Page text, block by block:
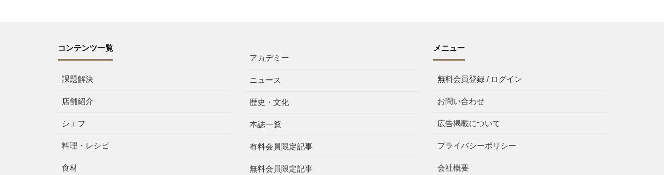
コンテンツ一覧
課題解決
店舗紹介
シェフ
料理・レシピ
食材
アカデミー
ニュース
歴史・文化
本誌一覧
有料会員限定記事
無料会員限定記事
メニュー
無料会員登録 / ログイン
お問い合わせ
広告掲載について
プライバシーポリシー
会社概要